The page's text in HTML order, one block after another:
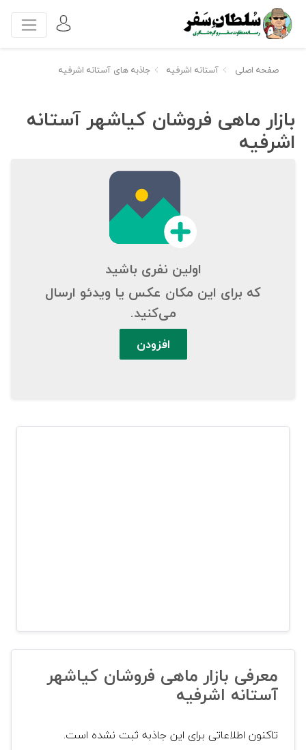
صفحه اصلی آستانه اشرفیه جاذبه های آستانه اشرفیه
بازار ماهی فروشان کیاشهر آستانه
اشرفیه
اولین نفری باشید
که برای این مکان عکس یا ویدئو ارسال
می‌کنید.
افزودن
معرفی بازار ماهی فروشان کیاشهر
آستانه اشرفیه
تاکنون اطلاعاتی برای این جاذبه ثبت نشده است.